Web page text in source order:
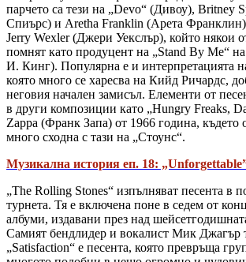
парчето са тези на „Devo“ (Дивоу), Britney
Спиърс) и Aretha Franklin (Арета
Jerry Wexler (Джери Уекслър), който някои
помнят като продуцент на „Stand By Me“
И. Кинг). Популярна е и интерпретацията
която много се харесва на Кийд Ричардс,
неговия начален замисъл. Елементи от
в други композиции като „Hungry Freaks,
Zappa (Франк Запа) от 1966 година, където
много сходна с тази на „Стоунс“.
Музикална история еп. 18:
„The Rolling Stones“ изпълняват песента в
турнета. Тя е включена поне в седем от
албуми, издавани през над
Самият бендлидер и вокалист Мик Джагър
„Satisfaction“ е песента, която превръща